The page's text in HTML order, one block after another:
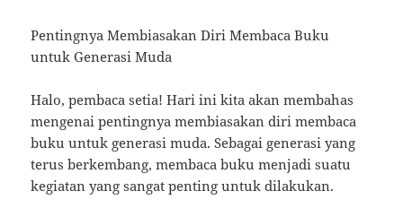
Pentingnya Membiasakan Diri Membaca Buku
untuk Generasi Muda
Halo, pembaca setia! Hari ini kita akan membahas
mengenai pentingnya membiasakan diri membaca
buku untuk generasi muda. Sebagai generasi yang
terus berkembang, membaca buku menjadi suatu
kegiatan yang sangat penting untuk dilakukan.